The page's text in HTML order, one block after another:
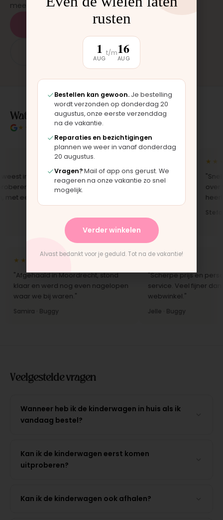
mee.
Plan een bezichtiging
App: 06 - 2862 1330
Wat klanten over ons zeggen
★★★★★ 4.9/5 klantbeoordeling
in
Fijn
eerlijk
★★★★★
"Je merkt dat je bij een specialist
koopt. De wagen was
gebruik."
Marit · Kinderwagen
over
heerlijk
Stefan
★★★★★
"Afgehaald in Moordrecht, stond
klaar en werd nog even nagelopen
waar we bij waren."
Samira · Buggy
"Scherpe prijs en
service. Veel fijner dan
webwinkel."
Jelle · Buggy
Veelgestelde vragen
Wanneer heb ik de kinderwagen in huis als ik
vandaag bestel?
Kan ik de kinderwagen eerst komen
uitproberen?
Kan ik de kinderwagen ook afhalen?
rusten
1
AUG
t/m16
AUG
Bestellen kan gewoon. Je bestelling
wordt verzonden op donderdag 20
augustus, onze eerste verzenddag
na de vakantie.
Reparaties en bezichtigingen
plannen we weer in vanaf donderdag
20 augustus.
Vragen?Mail of app ons gerust. We
reageren na onze vakantie zo snel
mogelijk.
Verder winkelen
Alvast bedankt voor je geduld. Tot na de vakantie!